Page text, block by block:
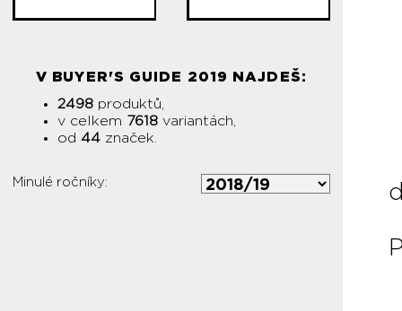
V BUYER'S GUIDE 2019 NAJDEŠ:
2498 produktů,
v celkem 7618 variantách,
od 44 značek.
Minulé ročníky: